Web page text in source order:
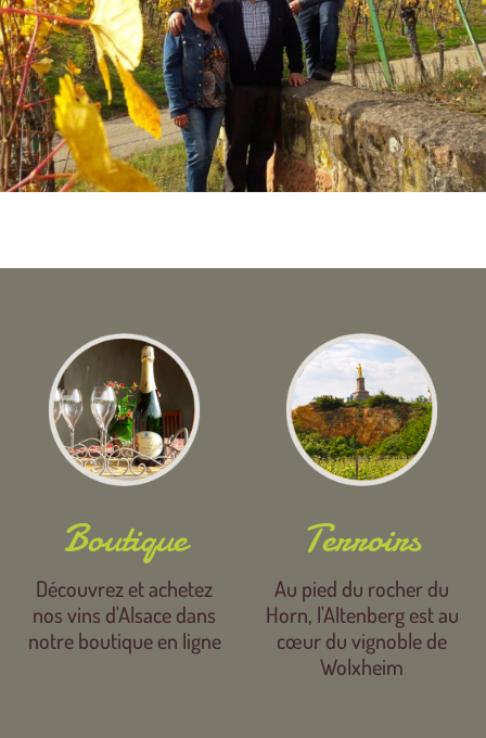
Boutique
Découvrez et achetez
nos vins d'Alsace dans
notre boutique en ligne
Terroirs
Au pied du rocher du
Horn, l'Altenberg est au
cœur du vignoble de
Wolxheim